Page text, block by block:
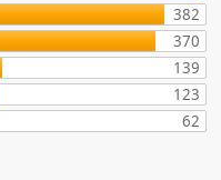
382
370
139
123
62